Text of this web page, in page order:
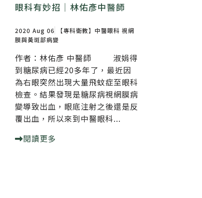
眼科有妙招｜林佑彥中醫師
2020 Aug 06 【專科衛教】中醫眼科 視網
膜與黃斑部病變
作者：林佑彥 中醫師 淑娟得
到糖尿病已經20多年了，最近因
為右眼突然出現大量飛蚊症至眼科
檢查。結果發現是糖尿病視網膜病
變導致出血，眼底注射之後還是反
覆出血，所以來到中醫眼科...
閱讀更多